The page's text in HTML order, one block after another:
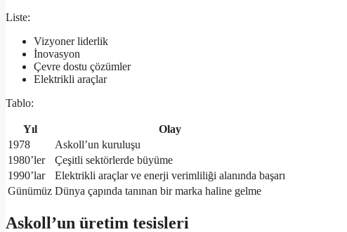
Liste:
Vizyoner liderlik
İnovasyon
Çevre dostu çözümler
Elektrikli araçlar
Tablo:
Yıl
Olay
1978
Askoll’un kuruluşu
1980’ler
Çeşitli sektörlerde büyüme
1990’lar
Elektrikli araçlar ve enerji verimliliği alanında başarı
Günümüz Dünya çapında tanınan bir marka haline gelme
Askoll’un üretim tesisleri